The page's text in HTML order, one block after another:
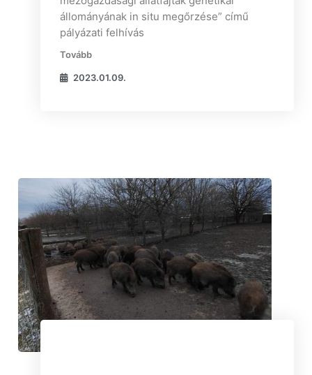
állományának in situ megőrzése” című
pályázati felhívás
Tovább
2023.01.09.